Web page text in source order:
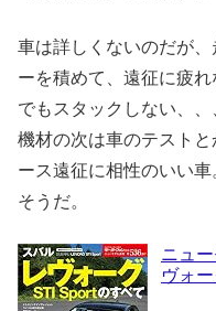
車は詳しくないのだが
ーを積めて、遠征に疲
でもスタックしない、
機材の次は車のテスト
ース遠征に相性のいい
そうだ。
ニュ
ヴォ